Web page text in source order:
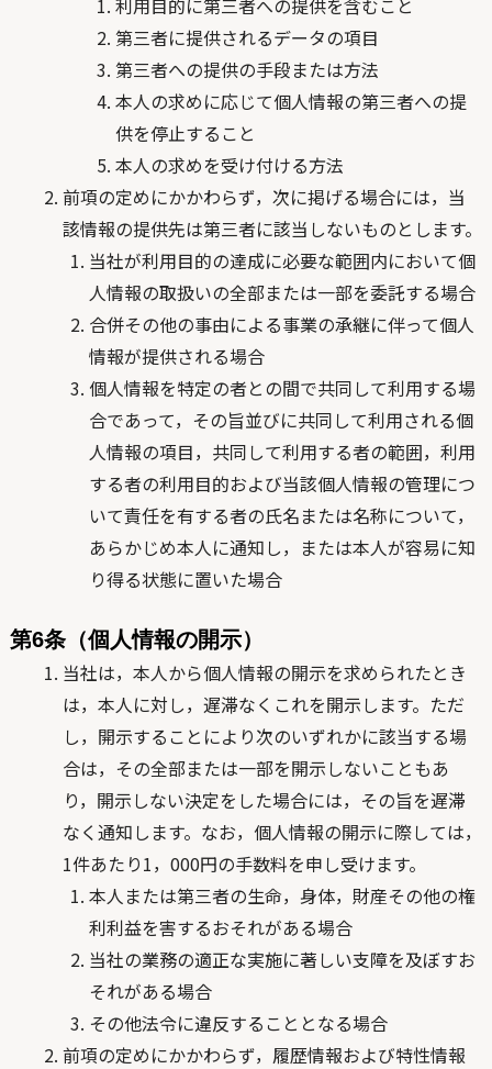
利用目的に第三者への提供を含むこと
第三者に提供されるデータの項目
第三者への提供の手段または方法
本人の求めに応じて個人情報の第三者への提
供を停止すること
本人の求めを受け付ける方法
前項の定めにかかわらず，次に掲げる場合には，当
該情報の提供先は第三者に該当しないものとします。
当社が利用目的の達成に必要な範囲内において個
人情報の取扱いの全部または一部を委託する場合
合併その他の事由による事業の承継に伴って個人
情報が提供される場合
個人情報を特定の者との間で共同して利用する場
合であって，その旨並びに共同して利用される個
人情報の項目，共同して利用する者の範囲，利用
する者の利用目的および当該個人情報の管理につ
いて責任を有する者の氏名または名称について，
あらかじめ本人に通知し，または本人が容易に知
り得る状態に置いた場合
第6条（個人情報の開示）
当社は，本人から個人情報の開示を求められたとき
は，本人に対し，遅滞なくこれを開示します。ただ
し，開示することにより次のいずれかに該当する場
合は，その全部または一部を開示しないこともあ
り，開示しない決定をした場合には，その旨を遅滞
なく通知します。なお，個人情報の開示に際しては，
1件あたり1，000円の手数料を申し受けます。
本人または第三者の生命，身体，財産その他の権
利利益を害するおそれがある場合
当社の業務の適正な実施に著しい支障を及ぼすお
それがある場合
その他法令に違反することとなる場合
前項の定めにかかわらず，履歴情報および特性情報